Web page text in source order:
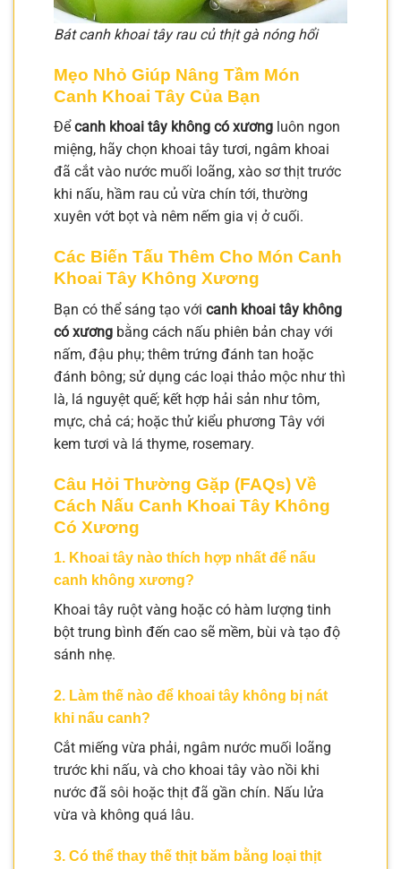
Bát canh khoai tây rau củ thịt gà nóng hổi
Mẹo Nhỏ Giúp Nâng Tầm Món
Canh Khoai Tây Của Bạn
Để canh khoai tây không có xương luôn ngon
miệng, hãy chọn khoai tây tươi, ngâm khoai
đã cắt vào nước muối loãng, xào sơ thịt trước
khi nấu, hầm rau củ vừa chín tới, thường
xuyên vớt bọt và nêm nếm gia vị ở cuối.
Các Biến Tấu Thêm Cho Món Canh
Khoai Tây Không Xương
Bạn có thể sáng tạo với canh khoai tây không
có xương bằng cách nấu phiên bản chay với
nấm, đậu phụ; thêm trứng đánh tan hoặc
đánh bông; sử dụng các loại thảo mộc như thì
là, lá nguyệt quế; kết hợp hải sản như tôm,
mực, chả cá; hoặc thử kiểu phương Tây với
kem tươi và lá thyme, rosemary.
Câu Hỏi Thường Gặp (FAQs) Về
Cách Nấu Canh Khoai Tây Không
Có Xương
1. Khoai tây nào thích hợp nhất để nấu
canh không xương?
Khoai tây ruột vàng hoặc có hàm lượng tinh
bột trung bình đến cao sẽ mềm, bùi và tạo độ
sánh nhẹ.
2. Làm thế nào để khoai tây không bị nát
khi nấu canh?
Cắt miếng vừa phải, ngâm nước muối loãng
trước khi nấu, và cho khoai tây vào nồi khi
nước đã sôi hoặc thịt đã gần chín. Nấu lửa
vừa và không quá lâu.
3. Có thể thay thế thịt băm bằng loại thịt